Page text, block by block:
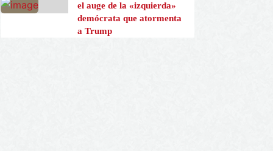
el auge de la «izquierda»
demócrata que atormenta
a Trump